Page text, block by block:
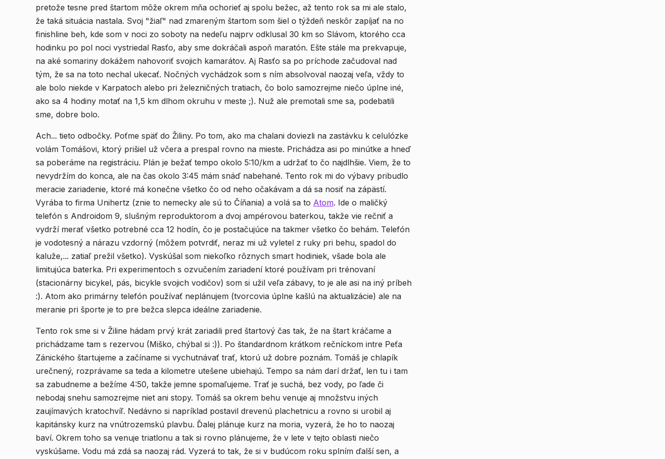
pretože tesne pred štartom môže okrem mňa ochorieť aj spolu bežec, až tento rok sa mi ale stalo,
že taká situácia nastala. Svoj "žiaľ" nad zmareným štartom som šiel o týždeň neskôr zapíjať na no
finishline beh, kde som v noci zo soboty na nedeľu najprv odklusal 30 km so Slávom, ktorého cca
hodinku po pol noci vystriedal Rasťo, aby sme dokráčali aspoň maratón. Ešte stále ma prekvapuje,
na aké somariny dokážem nahovoriť svojich kamarátov. Aj Rasťo sa po príchode začudoval nad
tým, že sa na toto nechal ukecať. Nočných vychádzok som s ním absolvoval naozaj veľa, vždy to
ale bolo niekde v Karpatoch alebo pri železničných tratiach, čo bolo samozrejme niečo úplne iné,
ako sa 4 hodiny motať na 1,5 km dlhom okruhu v meste ;). Nuž ale premotali sme sa, podebatili
sme, dobre bolo.
Ach... tieto odbočky. Poťme späť do Žiliny. Po tom, ako ma chalani doviezli na zastávku k celulózke
volám Tomášovi, ktorý prišiel už včera a prespal rovno na mieste. Prichádza asi po minútke a hneď
sa poberáme na registráciu. Plán je bežať tempo okolo 5:10/km a udržať to čo najdlhšie. Viem, že to
nevydržím do konca, ale na čas okolo 3:45 mám snáď nabehané. Tento rok mi do výbavy pribudlo
meracie zariadenie, ktoré má konečne všetko čo od neho očakávam a dá sa nosiť na zápästí.
Vyrába to firma Unihertz (znie to nemecky ale sú to Číňania) a volá sa to Atom. Ide o maličký
telefón s Androidom 9, slušným reproduktorom a dvoj ampérovou baterkou, takže vie rečniť a
vydrží merať všetko potrebné cca 12 hodín, čo je postačujúce na takmer všetko čo behám. Telefón
je vodotesný a nárazu vzdorný (môžem potvrdiť, neraz mi už vyletel z ruky pri behu, spadol do
kaluže,... zatiaľ prežil všetko). Vyskúšal som niekoľko rôznych smart hodiniek, všade bola ale
limitujúca baterka. Pri experimentoch s ozvučením zariadení ktoré používam pri trénovaní
(stacionárny bicykel, pás, bicykle svojich vodičov) som si užil veľa zábavy, to je ale asi na iný príbeh
:). Atom ako primárny telefón používať neplánujem (tvorcovia úplne kašlú na aktualizácie) ale na
meranie pri športe je to pre bežca slepca ideálne zariadenie.
Tento rok sme si v Žiline hádam prvý krát zariadili pred štartový čas tak, že na štart kráčame a
prichádzame tam s rezervou (Miško, chýbal si :)). Po štandardnom krátkom rečníckom intre Peťa
Zánického štartujeme a začíname si vychutnávať trať, ktorú už dobre poznám. Tomáš je chlapík
urečnený, rozprávame sa teda a kilometre utešene ubiehajú. Tempo sa nám darí držať, len tu i tam
sa zabudneme a bežíme 4:50, takže jemne spomaľujeme. Trať je suchá, bez vody, po ľade či
nebodaj snehu samozrejme niet ani stopy. Tomáš sa okrem behu venuje aj množstvu iných
zaujímavých kratochvíľ. Nedávno si napríklad postavil drevenú plachetnicu a rovno si urobil aj
kapitánsky kurz na vnútrozemskú plavbu. Ďalej plánuje kurz na moria, vyzerá, že ho to naozaj
baví. Okrem toho sa venuje triatlonu a tak si rovno plánujeme, že v lete v tejto oblasti niečo
vyskúšame. Vodu má zdá sa naozaj rád. Vyzerá to tak, že si v budúcom roku splním ďalší sen, a